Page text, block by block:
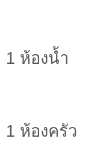
1 ห้องน้ำ
1 ห้องครัว